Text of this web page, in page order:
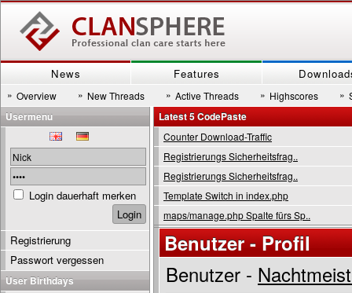
News Features
» Overview » New Threads » Active Threads » Highscores »
Latest 5 CodePaste
Counter Download-Traffic
Registrierungs Sicherheitsfrag..
Registrierungs Sicherheitsfrag..
Template Switch in index.php
maps/manage.php Spalte fürs Sp..
Benutzer - Profil
Benutzer -
Usermenu
Login dauerhaft merken
Registrierung
Passwort vergessen
User Birthdays